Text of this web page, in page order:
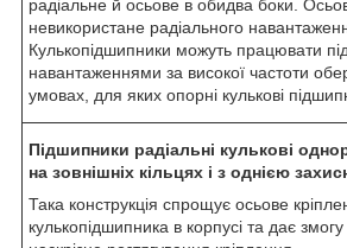
радіальне й осьове в обидва боки.
невикористане радіального
Кулькопідшипники можуть працювати
навантаженнями за високої частоти
умовах, для яких опорні кулькові
Підшипники радіальні кулькові
на зовнішніх кільцях і з однією
Така конструкція спрощує осьове
кулькопідшипника в корпусі та дає